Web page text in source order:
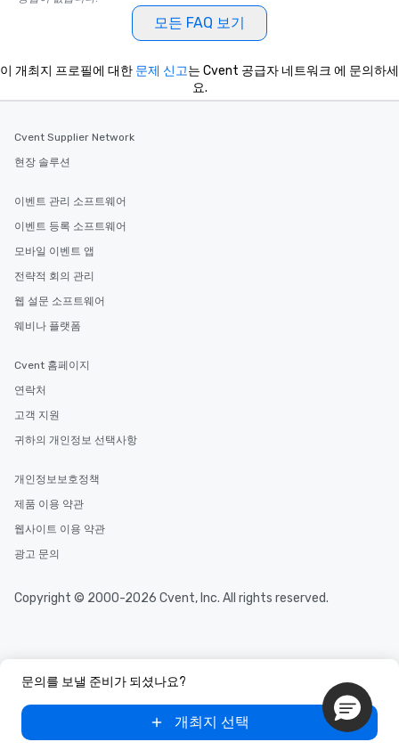
모든 FAQ 보기
문의를 보낼 준비가 되셨나요?
개최지 선택
이 개최지 프로필에 대한 문제 신고는 Cvent 공급자 네트워크 에 문의하세
요.
Cvent Supplier Network
현장 솔루션
이벤트 관리 소프트웨어
이벤트 등록 소프트웨어
모바일 이벤트 앱
전략적 회의 관리
웹 설문 소프트웨어
웨비나 플랫폼
Cvent 홈페이지
연락처
고객 지원
귀하의 개인정보 선택사항
개인정보보호정책
제품 이용 약관
웹사이트 이용 약관
광고 문의
Copyright © 2000-2026 Cvent, Inc. All rights reserved.